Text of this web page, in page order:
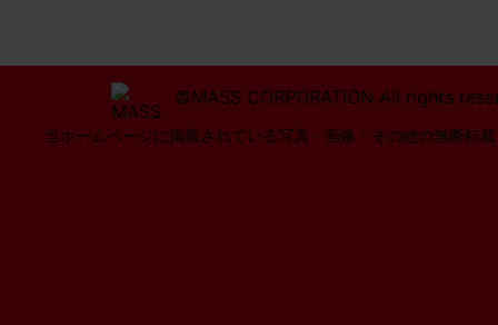
©MASS CORPORATION All rights
当ホームページに掲載されている写真・画像・その他の無断転